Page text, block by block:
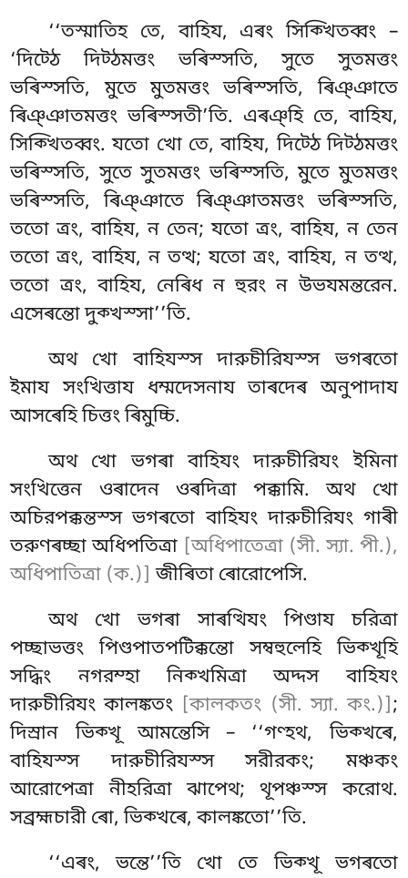
‘‘তস্মাতিহ তে, বাহিয, এৰং সিক্খিতব্বং –
‘দিট্ঠে দিট্ঠমত্তং ভৰিস্সতি, সুতে সুতমত্তং
ভৰিস্সতি, মুতে মুতমত্তং ভৰিস্সতি, ৰিঞ্ঞাতে
ৰিঞ্ঞাতমত্তং ভৰিস্সতী’তি. এৰঞ্হি তে, বাহিয,
সিক্খিতব্বং. যতো খো তে, বাহিয, দিট্ঠে দিট্ঠমত্তং
ভৰিস্সতি, সুতে সুতমত্তং ভৰিস্সতি, মুতেমুতমত্তং
ভৰিস্সতি, ৰিঞ্ঞাতে ৰিঞ্ঞাতমত্তং ভৰিস্সতি,
ততো ত্ৰং, বাহিয, ন তেন; যতো ত্ৰং, বাহিয, ন তেন
ততো ত্ৰং, বাহিয, ন তত্থ; যতো ত্ৰং, বাহিয, ন তত্থ,
ততো ত্ৰং, বাহিয, নেৰিধ ন হুরং ন উভযমন্তরেন.
এসেৰন্তো দুক্খস্সা’’তি.
অথ খো বাহিযস্স দারুচীরিযস্স ভগৰতো
ইমায সংখিত্তায ধম্মদেসনায তাৰদেৰ অনুপাদায
আসৰেহি চিত্তং ৰিমুচ্চি.
অথ খো ভগৰা বাহিযং দারুচীরিযং ইমিনা
সংখিত্তেন ওৰাদেন ওৰদিত্ৰা পক্কামি. অথ খো
অচিরপক্কন্তস্স ভগৰতো বাহিযং দারুচীরিযং গাৰী
তরুণৰচ্ছা অধিপতিত্ৰা [অধিপাতেত্ৰা (সী. স্যা. পী.),
অধিপাতিত্ৰা (ক.)] জীৰিতা ৰোরোপেসি.
অথ খো ভগৰা সাৰত্থিযং পিণ্ডায চরিত্ৰা
পচ্ছাভত্তং পিণ্ডপাতপটিক্কন্তো সম্বহুলেহি ভিক্খূহি
সদ্ধিং নগরম্হা নিক্খমিত্ৰা অদ্দস বাহিযং
দারুচীরিযং কালঙ্কতং [কালকতং (সী. স্যা. কং.)] ;
দিস্ৰান ভিক্খূ আমন্তেসি – ‘‘গণ্হথ, ভিক্খৰে,
বাহিযস্স দারুচীরিযস্স সরীরকং; মঞ্চকং
আরোপেত্ৰা নীহরিত্ৰা ঝাপেথ; থূপঞ্চস্স করোথ.
সব্রহ্মচারী ৰো, ভিক্খৰে, কালঙ্কতো’’তি.
‘‘এৰং, ভন্তে’’তি খো তে ভিক্খূ ভগৰতো